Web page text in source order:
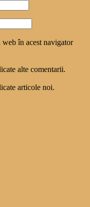
în acest navigator
alte comentarii.
articole noi.